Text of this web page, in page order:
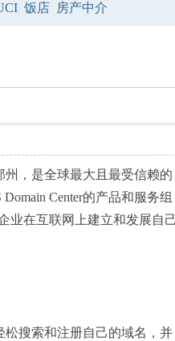
饭店 房产中介
州，是全球最大且最受信赖的
Center的产品和服务组
业在互联网上建立和发展自
松搜索和注册自己的域名，并